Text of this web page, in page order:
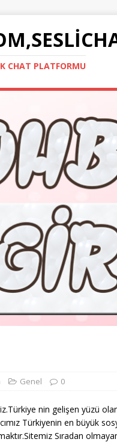
CHAT PLATFORMU
Genel 0
nin gelişen yüzü
Türkiyenin en büyük
Sıradan